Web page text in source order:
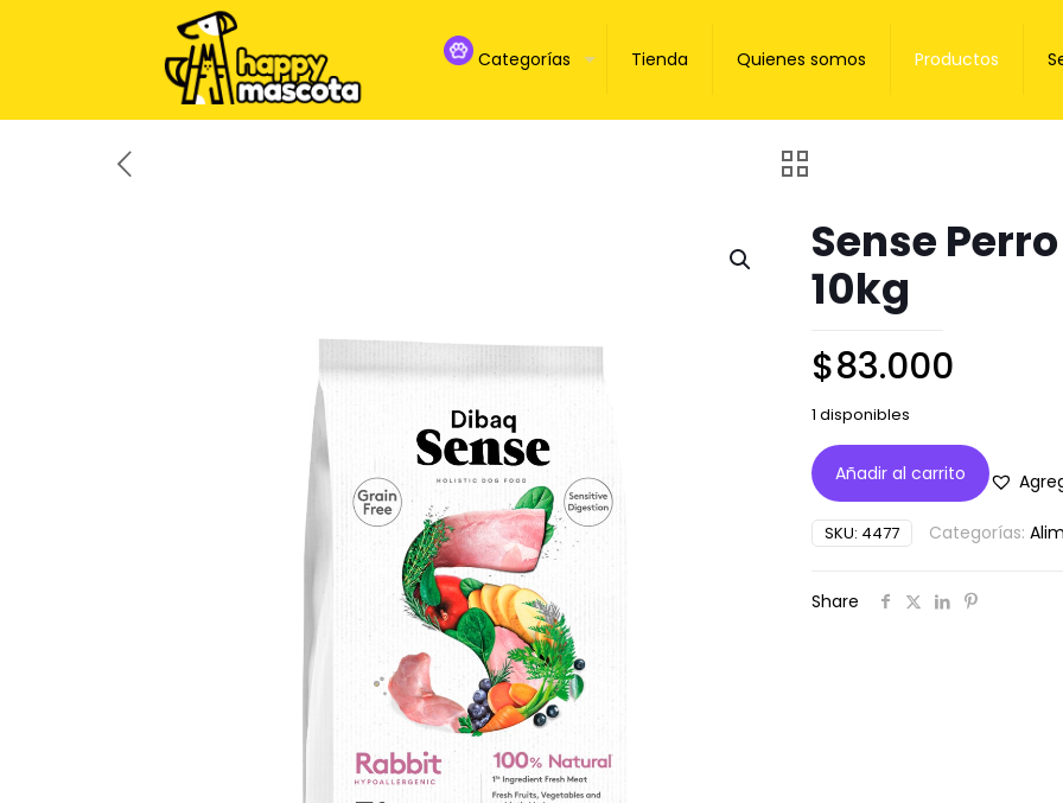
Categorías Tienda Quienes somos Productos
Sense
10kg
$83.000
1 disponibles
Añadir al carrito
SKU: 4477 Categorías:
Share